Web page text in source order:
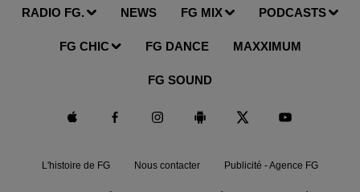
RADIO FG. NEWS FG MIX PODCASTS
FG CHIC FG DANCE MAXXIMUM
FG SOUND
L'histoire de FG Nous contacter Publicité - Agence FG